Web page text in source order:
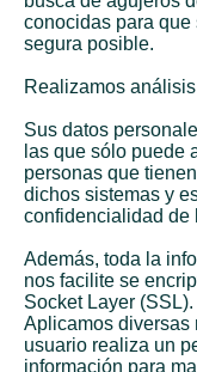
conocidas para que
segura posible.
Realizamos
Sus datos
las que sólo puede
personas que
dichos sistemas y
confidencialidad de
Además, toda la
nos facilite se
Socket Layer (SSL).
Aplicamos diversas
usuario realiza un
información para